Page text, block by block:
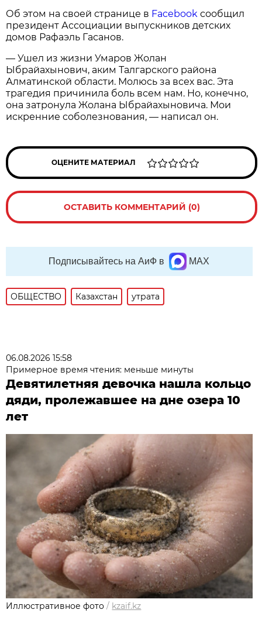
Об этом на своей странице в Facebookсообщил
президент Ассоциации выпускников детских
домов Рафаэль Гасанов.
— Ушел из жизни Умаров Жолан
Ыбрайахынович, аким Талгарского района
Алматинской области. Молюсь за всех вас. Эта
трагедия причинила боль всем нам. Но, конечно,
она затронула Жолана Ыбрайахыновича. Мои
искренние соболезнования, — написал он.
ОЦЕНИТЕ МАТЕРИАЛ
ОСТАВИТЬ КОММЕНТАРИЙ (0)
Подписывайтесь на АиФ в MAX
ОБЩЕСТВО Казахстан утрата
06.08.2026 15:58
Примерное время чтения: меньше минуты
Девятилетняя девочка нашла кольцо
дяди, пролежавшее на дне озера 10
лет
Иллюстративное фото / kzaif.kz